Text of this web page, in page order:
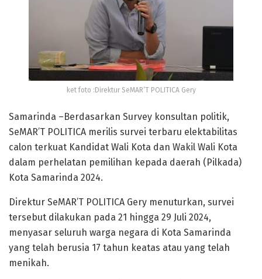
ket foto :Direktur SeMAR’T POLITICA Gery
Samarinda –Berdasarkan Survey konsultan politik,
SeMAR’T POLITICA merilis survei terbaru elektabilitas
calon terkuat Kandidat Wali Kota dan Wakil Wali Kota
dalam perhelatan pemilihan kepada daerah (Pilkada)
Kota Samarinda 2024.
Direktur SeMAR’T POLITICA Gery menuturkan, survei
tersebut dilakukan pada 21 hingga 29 Juli 2024,
menyasar seluruh warga negara di Kota Samarinda
yang telah berusia 17 tahun keatas atau yang telah
menikah.